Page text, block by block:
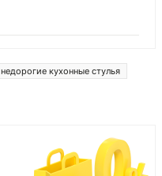
кухонные стулья